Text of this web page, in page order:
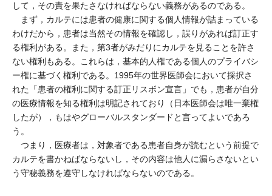
して，その責を果たさなければならない義務があるのである。
まず，カルテには患者の健康に関する個人情報が詰まっている
わけだから，患者は当然その情報を確認し，誤りがあれば訂正す
る権利がある。また，第3者がみだりにカルテを見ることを許さ
ない権利もある。これらは，基本的人権である個人のプライバシ
ー権に基づく権利である。1995年の世界医師会において採択さ
れた「患者の権利に関する訂正リスボン宣言」でも，患者が自分
の医療情報を知る権利は明記されており（日本医師会は唯一棄権
したが），もはやグローバルスタンダードと言ってよいであろ
う。
つまり，医療者は，対象者である患者自身が読むという前提で
カルテを書かねばならないし，その内容は他人に漏らさないとい
う守秘義務を遵守しなければならないのである。